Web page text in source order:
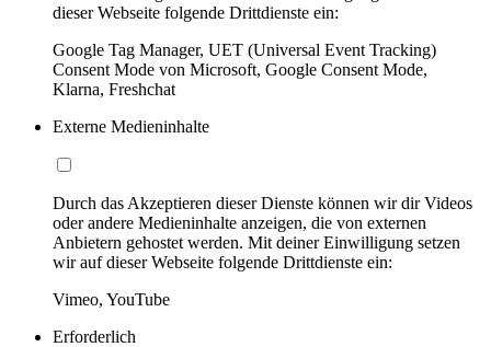
dieser Webseite folgende Drittdienste ein:
Google Tag Manager, UET (Universal Event Tracking)
Consent Mode von Microsoft, Google Consent Mode,
Klarna, Freshchat
Externe Medieninhalte
Durch das Akzeptieren dieser Dienste können wir dir Videos
oder andere Medieninhalte anzeigen, die von externen
Anbietern gehostet werden. Mit deiner Einwilligung setzen
wir auf dieser Webseite folgende Drittdienste ein:
Vimeo, YouTube
Erforderlich